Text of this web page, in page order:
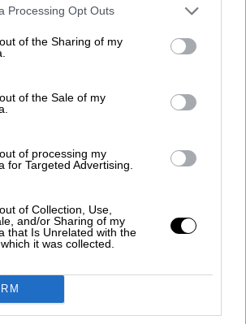
Processing Opt Outs
of the Sharing of my
of the Sale of my
of processing my
for Targeted Advertising.
of Collection, Use,
and/or Sharing of my
that Is Unrelated with the
it was collected.
que Pedro Sánchez
sentido de sus palabras